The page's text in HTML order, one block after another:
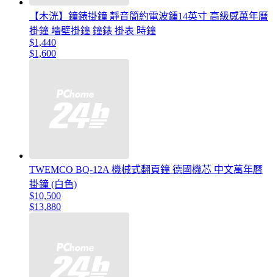
【木洸】鐘錶掛鐘 靜音簡約電波鍾14英寸 高級感萬年曆
掛鐘 墻壁掛鐘 鐘錶 掛表 時鐘
$1,440
$1,600
TWEMCO BQ-12A 機械式翻頁鐘 德國機芯 中文萬年曆
掛鐘 (白色)
$10,500
$13,880